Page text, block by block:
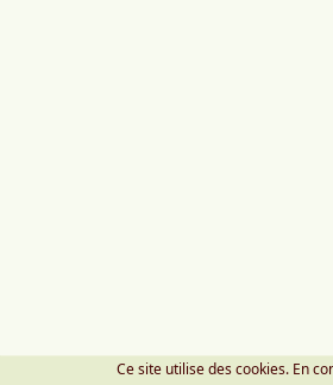
Ce site utilise des cookies. En